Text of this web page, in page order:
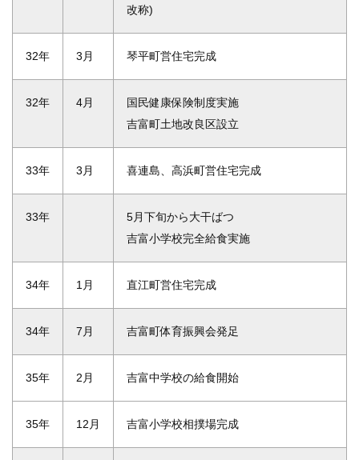
改称)
32年 3月 琴平町営住宅完成
32年 4月
国民健康保険制度実施
吉富町土地改良区設立
33年 3月 喜連島、高浜町営住宅完成
33年
5月下旬から大干ばつ
吉富小学校完全給食実施
34年 1月 直江町営住宅完成
34年 7月 吉富町体育振興会発足
35年 2月 吉富中学校の給食開始
35年 12月 吉富小学校相撲場完成